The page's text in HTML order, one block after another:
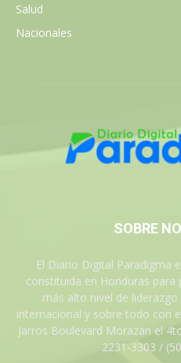
Salud
Nacionales
SOBRE
El Diario Digital Paradigma
constituida en Honduras
más alto nivel de
internacional y sobre todo con
Jarros Boulevard Morazan el
2231-3303 /